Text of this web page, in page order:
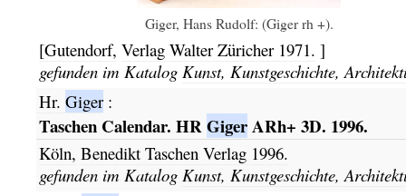
Giger, Hans Rudolf: (Giger rh +).
[Gutendorf, Verlag Walter Züricher 1971. ]
gefunden im Katalog Kunst, Kunstgeschichte,
Hr. Giger:
Taschen Calendar. HRGigerARh+ 3D. 1996.
Köln, Benedikt Taschen Verlag 1996.
gefunden im Katalog Kunst, Kunstgeschichte,